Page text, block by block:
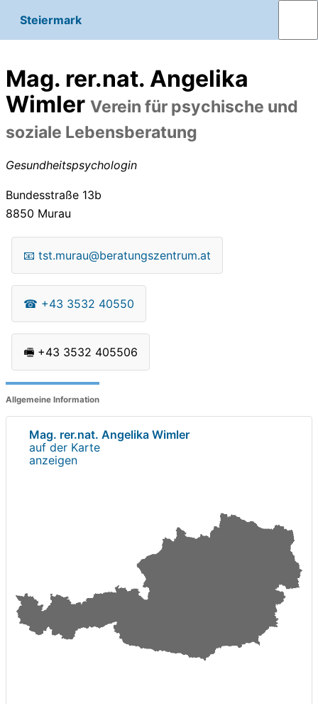
Steiermark
Mag. rer.nat. Angelika
Wimler Verein für psychische und
soziale Lebensberatung
Gesundheitspsychologin
Bundesstraße 13b
8850 Murau
📧 tst.murau@beratungszentrum.at
☎ +43 3532 40550
🖷 +43 3532 405506
Allgemeine Information
Mag. rer.nat. Angelika Wimler
auf der Karte
anzeigen